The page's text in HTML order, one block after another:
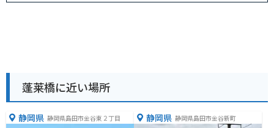
蓬莱橋に近い場所
静岡県 静岡県島田市金谷東２丁目 静岡県 静岡県島田市金谷新町